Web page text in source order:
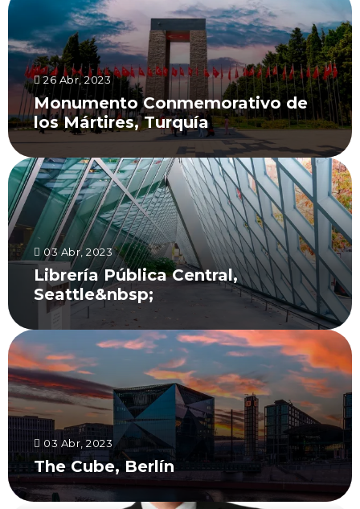
26 Abr, 2023
Monumento Conmemorativo de
los Mártires, Turquía
03 Abr, 2023
Librería Pública Central,
Seattle&nbsp;
03 Abr, 2023
The Cube, Berlín